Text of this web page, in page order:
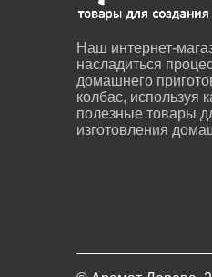
Наш интернет-
насладиться
домашнего
колбас, используя
полезные товары
изготовления